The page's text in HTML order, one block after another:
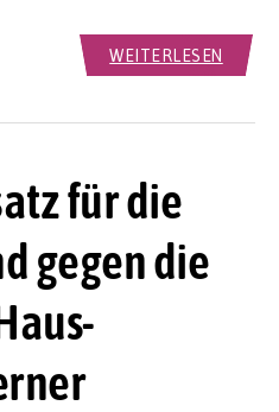
WEITERLESEN
für die
gegen die